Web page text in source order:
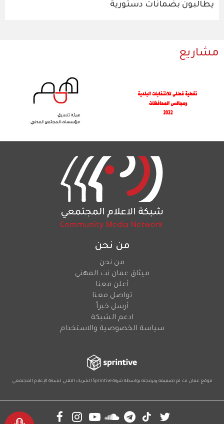
يطالبون بضمانات دستورية
مشاريع
من نحن
من نحن
ميثاق عمان نت المهني
أعلن معنا
تواصل معنا
أرسل خبراً
ادعم الشبكة
سياسة الخصوصية والاستخدام
موقع عمان نت تم تصميمه وبرمجته بواسطة شركةSprintive الشريك التقني لشبكة الإعلام المجتمعي